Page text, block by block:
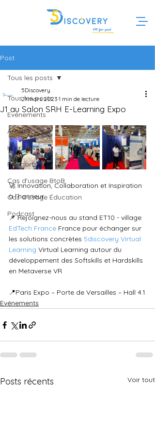
Post
Tous les posts
Evénements
Articles
Interviews
Rapports
Cas d'usage BtoB
Cas d'usage Éducation
Podcast
Tous les posts
J1 au Salon SRH E-Learning Expo
5Discovery
21 mars 2023 1 min de lecture
🚀 Innovation, Collaboration et Inspiration
à l’honneur
📌 Rejoignez-nous au stand ET10 - village
EdTech France France pour échanger sur
les solutions concrètes 5discovery Virtual
Learning Virtual Learning autour du
développement des Softskills et Hardskills
en Metaverse VR
📍Paris Expo – Porte de Versailles – Hall 4.1
Evénements
Posts récents Voir tout